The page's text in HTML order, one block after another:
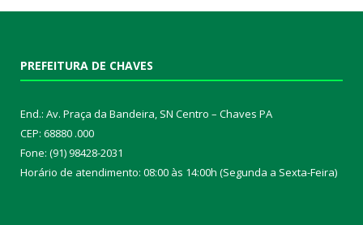
PREFEITURA DE CHAVES
End.: Av. Praça da Bandeira, SN Centro – Chaves PA
CEP: 68880 .000
Fone: (91) 98428-2031
Horário de atendimento: 08:00 às 14:00h (Segunda a Sexta-Feira)